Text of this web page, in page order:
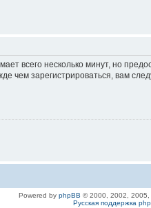
всего несколько минут, но
чем зарегистрироваться, вам
Powered by phpBB © 2000, 2002, 2005,
Русская поддержка